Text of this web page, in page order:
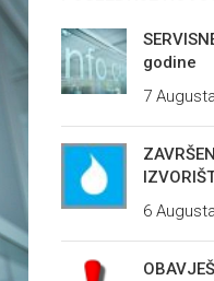
godine
7
6